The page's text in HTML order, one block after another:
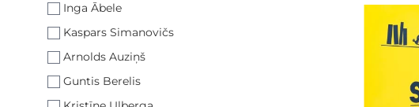
Inga Ābele
Kaspars Simanovičs
Arnolds Auziņš
Guntis Berelis